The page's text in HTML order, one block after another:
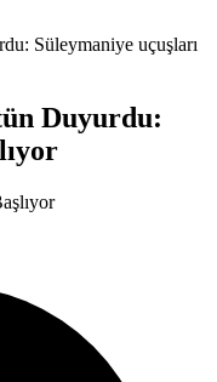
Süleymaniye uçuşları
Duyurdu: